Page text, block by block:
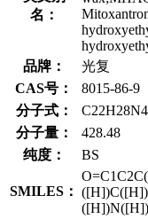
名：
品牌：
光复
CAS号：
8015-86-9
分子式：
分子量：
428.48
纯度：
BS
SMILES：